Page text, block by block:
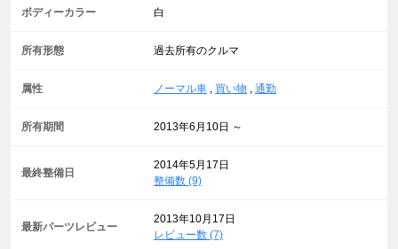
ボディーカラー 白
所有形態 過去所有のクルマ
属性 ノーマル車 , 買い物 , 通勤
所有期間 2013年6月10日 ～
最終整備日
2014年5月17日
整備数 (9)
最新パーツレビュー
2013年10月17日
レビュー数 (7)